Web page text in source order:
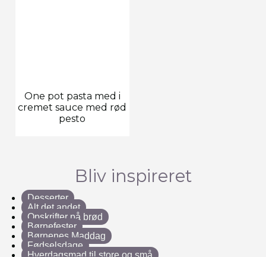
One pot pasta med i
cremet sauce med rød
pesto
Bliv inspireret
Desserter
Alt det andet
Opskrifter på brød
Børnefester
Børnenes Maddag
Fødselsdage